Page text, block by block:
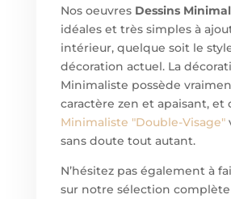
Nos oeuvres Dessins
idéales et très simples à
intérieur, quelque soit le
décoration actuel. La
Minimaliste possède
caractère zen et apaisant, et
Minimaliste "Double-Visage"
sans doute tout autant.
N’hésitez pas également à
sur notre sélection